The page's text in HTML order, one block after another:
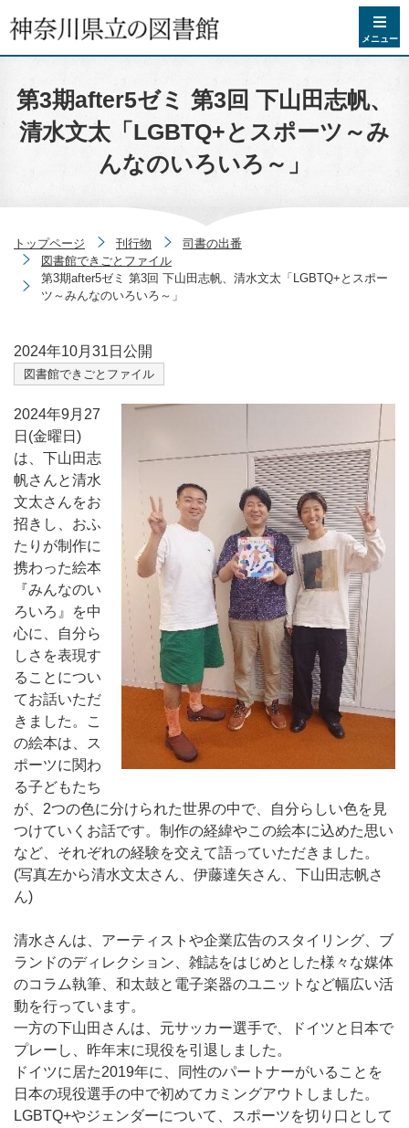
コンテンツへスキップ
メニュー
第3期after5ゼミ 第3回 下山田志帆、
清水文太「LGBTQ+とスポーツ～み
んなのいろいろ～」
トップページ 刊行物
司書の出番
図書館できごとファイル
第3期after5ゼミ 第3回 下山田志帆、清水文太「LGBTQ+とスポー
ツ～みんなのいろいろ～」
2024年10月31日 公開
図書館できごとファイル
2024年9月27
日(金曜日)
は、下山田志
帆さんと清水
文太さんをお
招きし、おふ
たりが制作に
携わった絵本
『みんなのい
ろいろ』を中
心に、自分ら
しさを表現す
ることについ
てお話いただ
きました。こ
の絵本は、ス
ポーツに関わ
る子どもたち
が、2つの色に分けられた世界の中で、自分らしい色を見
つけていくお話です。制作の経緯やこの絵本に込めた思い
など、それぞれの経験を交えて語っていただきました。
(写真左から清水文太さん、伊藤達矢さん、下山田志帆さ
ん)
清水さんは、アーティストや企業広告のスタイリング、ブ
ランドのディレクション、雑誌をはじめとした様々な媒体
のコラム執筆、和太鼓と電子楽器のユニットなど幅広い活
動を行っています。
一方の下山田さんは、元サッカー選手で、ドイツと日本で
プレーし、昨年末に現役を引退しました。
ドイツに居た2019年に、同性のパートナーがいることを
日本の現役選手の中で初めてカミングアウトしました。
LGBTQ+やジェンダーについて、スポーツを切り口として